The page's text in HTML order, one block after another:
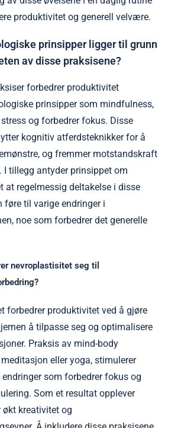
produktivitet og generell velvære.
prinsipper ligger til grunn
av disse praksisene?
forbedrer produktivitet
prinsipper som mindfulness,
og forbedrer fokus. Disse
kognitiv atferdsteknikker for å
og fremmer motstandskraft
I tillegg antyder prinsippet om
at regelmessig deltakelse i disse
føre til varige endringer i
noe som forbedrer det generelle
nevroplastisitet seg til
forbedrer produktivitet ved å gjøre
å tilpasse seg og optimalisere
Praksis av mind-body
eller yoga, stimulerer
som forbedrer fokus og
Som et resultat opplever
økt kreativitet og